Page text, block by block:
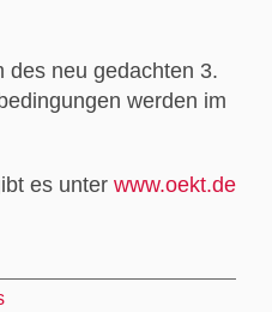
des neu gedachten 3.
werden im
es unter www.oekt.de